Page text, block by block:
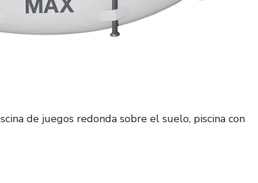
de juegos redonda sobre el suelo, piscina con